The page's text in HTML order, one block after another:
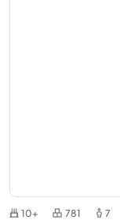
10+ 781 7